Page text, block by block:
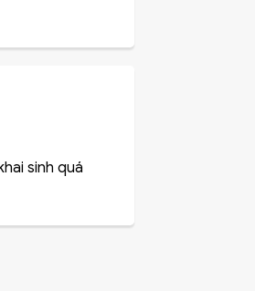
sinh quá